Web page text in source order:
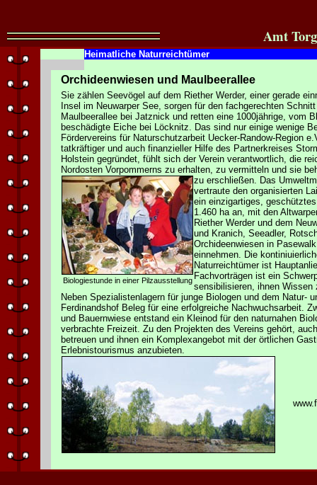
Amt
Heimatliche Naturreichtümer
Orchideenwiesen und Maulbeerallee
Sie zählen Seevögel auf dem Riether Werder, einer gerade
Insel im Neuwarper See, sorgen für den fachgerechten
Maulbeerallee bei Jatznick und retten eine 1000jährige, vom
beschädigte Eiche bei Löcknitz. Das sind nur einige wenige
Fördervereins für Naturschutzarbeit Uecker-Randow-Region
tatkräftiger und auch finanzieller Hilfe des Partnerkreises
Holstein gegründet, fühlt sich der Verein verantwortlich, die
Nordosten Vorpommerns zu erhalten, zu vermitteln und sie
zu erschließen. Das
Biologiestunde in einer Pilzausstellung
vertraute den organisierten
ein einzigartiges,
1.460 ha an, mit den
Riether Werder und dem
und Kranich, Seeadler,
Orchideenwiesen in
einnehmen. Die
Naturreichtümer ist
Fachvorträgen ist ein
sensibilisieren, ihnen
Neben Spezialistenlagern für junge Biologen und dem Natur-
Ferdinandshof Beleg für eine erfolgreiche Nachwuchsarbeit.
und Bauernwiese entstand ein Kleinod für den naturnahen
verbrachte Freizeit. Zu den Projekten des Vereins gehört,
betreuen und ihnen ein Komplexangebot mit der örtlichen
Erlebnistourismus anzubieten.